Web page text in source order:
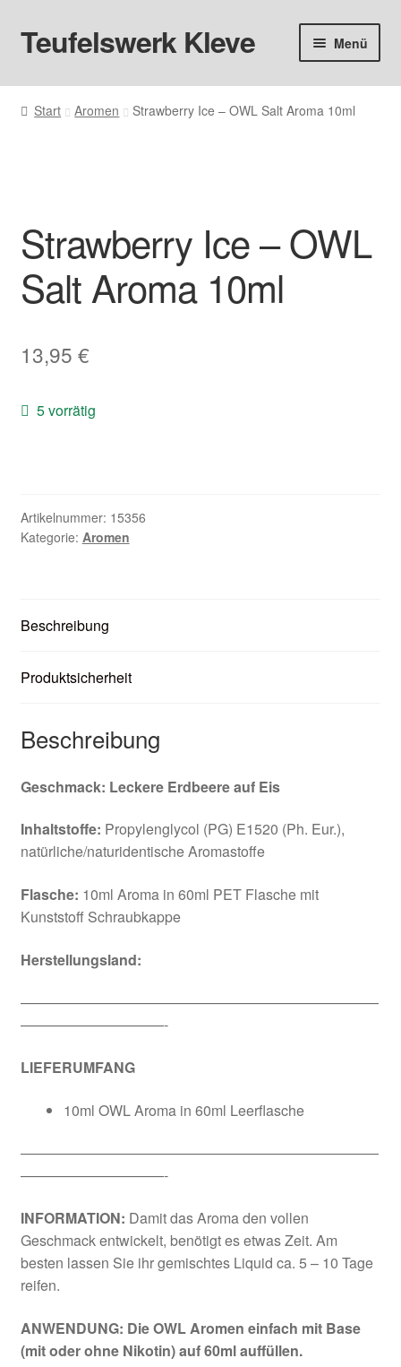
Zur
Navigation
Zum
Inhalt
Teufelswerk Kleve Menü
Startseite
Liquids
Big Puff
Basen & Nikotin
Zubehör
Kontaktformular
Start Aromen Strawberry Ice – OWL Salt Aroma 10ml
Strawberry Ice – OWL
Salt Aroma 10ml
13,95 €
5 vorrätig
Artikelnummer: 15356
Kategorie: Aromen
Beschreibung
Produktsicherheit
Beschreibung
Geschmack: Leckere Erdbeere auf Eis
Inhaltstoffe: Propylenglycol (PG) E1520 (Ph. Eur.),
natürliche/naturidentische Aromastoffe
Flasche: 10ml Aroma in 60ml PET Flasche mit
Kunststoff Schraubkappe
Herstellungsland:
—————————————————————————
——————————-
LIEFERUMFANG
10ml OWL Aroma in 60ml Leerflasche
—————————————————————————
——————————-
INFORMATION: Damit das Aroma den vollen
Geschmack entwickelt, benötigt es etwas Zeit. Am
besten lassen Sie ihr gemischtes Liquid ca. 5 – 10 Tage
reifen.
ANWENDUNG: Die OWL Aromen einfach mit Base
(mit oder ohne Nikotin) auf 60ml auffüllen.